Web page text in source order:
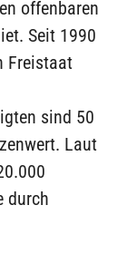
offenbaren
Seit 1990
Freistaat
sind 50
Laut
durch